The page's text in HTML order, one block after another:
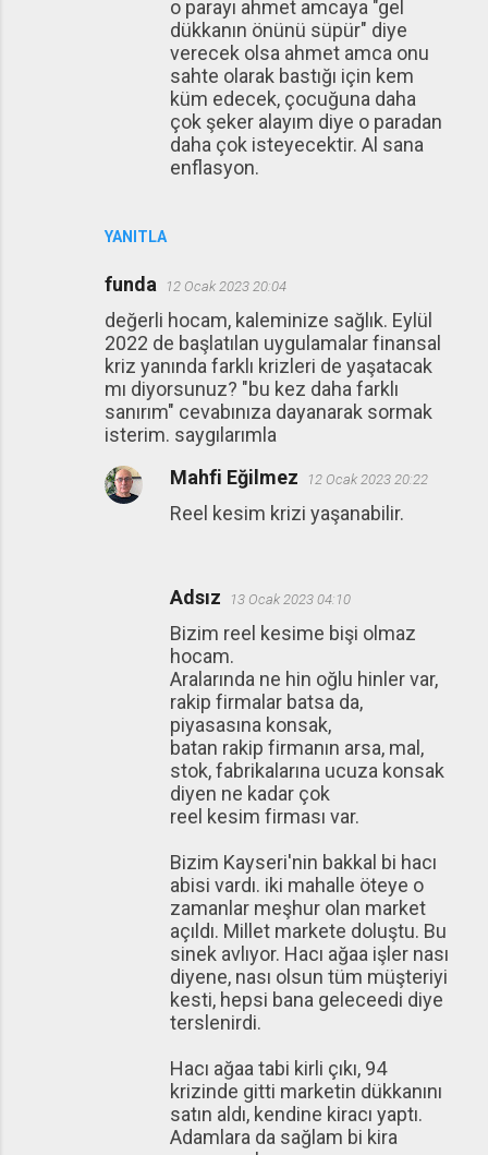
YANITLA
o parayı ahmet amcaya "gel
dükkanın önünü süpür" diye
verecek olsa ahmet amca onu
sahte olarak bastığı için kem
küm edecek, çocuğuna daha
çok şeker alayım diye o paradan
daha çok isteyecektir. Al sana
enflasyon.
funda 12 Ocak 2023 20:04
değerli hocam, kaleminize sağlık. Eylül
2022 de başlatılan uygulamalar finansal
kriz yanında farklı krizleri de yaşatacak
mı diyorsunuz? "bu kez daha farklı
sanırım" cevabınıza dayanarak sormak
isterim. saygılarımla
Mahfi Eğilmez 12 Ocak 2023 20:22
Reel kesim krizi yaşanabilir.
Adsız 13 Ocak 2023 04:10
Bizim reel kesime bişi olmaz
hocam.
Aralarında ne hin oğlu hinler var,
rakip firmalar batsa da,
piyasasına konsak,
batan rakip firmanın arsa, mal,
stok, fabrikalarına ucuza konsak
diyen ne kadar çok
reel kesim firması var.
Bizim Kayseri'nin bakkal bi hacı
abisi vardı. iki mahalle öteye o
zamanlar meşhur olan market
açıldı. Millet markete doluştu. Bu
sinek avlıyor. Hacı ağaa işler nası
diyene, nası olsun tüm müşteriyi
kesti, hepsi bana geleceedi diye
terslenirdi.
Hacı ağaa tabi kirli çıkı, 94
krizinde gitti marketin dükkanını
satın aldı, kendine kiracı yaptı.
Adamlara da sağlam bi kira